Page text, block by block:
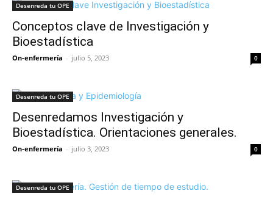
Desenreda tu OPE
Conceptos clave de Investigación y
Bioestadística
On-enfermería - julio 5, 2023 0
Desenreda tu OPE
Desenredamos Investigación y
Bioestadística. Orientaciones generales.
On-enfermería - julio 3, 2023 0
Desenreda tu OPE